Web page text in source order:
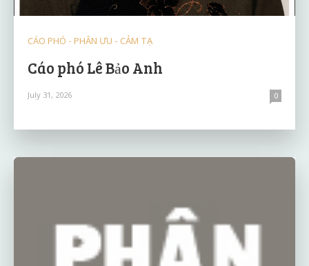
CÁO PHÓ - PHÂN ƯU - CẢM TẠ
Cáo phó Lê Bảo Anh
July 31, 2026 0